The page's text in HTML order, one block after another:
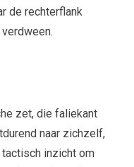
de rechterflank
zet, die faliekant
naar zichzelf,
inzicht om